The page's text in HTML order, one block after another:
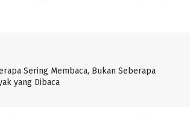
Sering Membaca, Bukan Seberapa
yang Dibaca